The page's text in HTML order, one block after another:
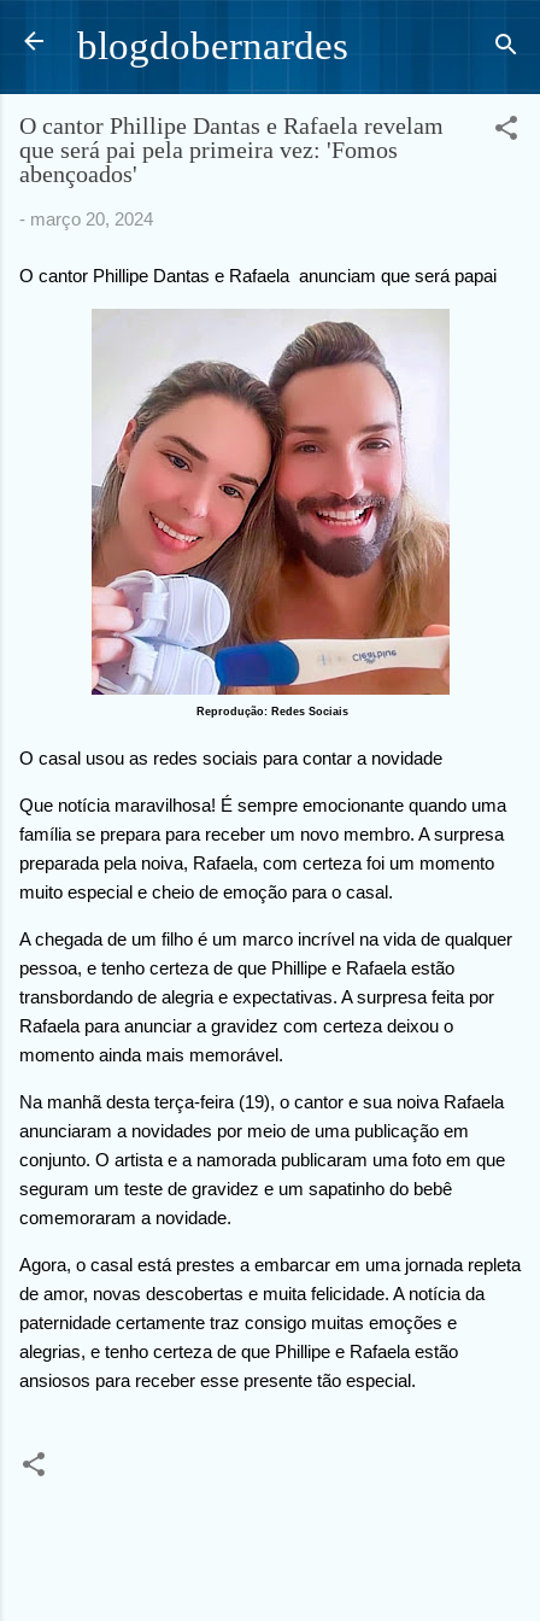
Pular para o conteúdo principal
blogdobernardes
O cantor Phillipe Dantas e Rafaela revelam
que será pai pela primeira vez: 'Fomos
abençoados'
- março 20, 2024
O cantor Phillipe Dantas e Rafaela anunciam que será papai
Reprodução: Redes Sociais
O casal usou as redes sociais para contar a novidade
Que notícia maravilhosa! É sempre emocionante quando uma
família se prepara para receber um novo membro. A surpresa
preparada pela noiva, Rafaela, com certeza foi um momento
muito especial e cheio de emoção para o casal.
A chegada de um filho é um marco incrível na vida de qualquer
pessoa, e tenho certeza de que Phillipe e Rafaela estão
transbordando de alegria e expectativas. A surpresa feita por
Rafaela para anunciar a gravidez com certeza deixou o
momento ainda mais memorável.
Na manhã desta terça-feira (19), o cantor e sua noiva Rafaela
anunciaram a novidades por meio de uma publicação em
conjunto. O artista e a namorada publicaram uma foto em que
seguram um teste de gravidez e um sapatinho do bebê
comemoraram a novidade.
Agora, o casal está prestes a embarcar em uma jornada repleta
de amor, novas descobertas e muita felicidade. A notícia da
paternidade certamente traz consigo muitas emoções e
alegrias, e tenho certeza de que Phillipe e Rafaela estão
ansiosos para receber esse presente tão especial.